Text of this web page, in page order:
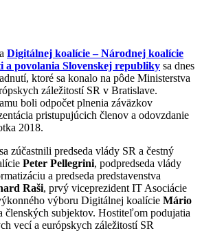
Digitálnej koalície – Národnej koalície
a povolania Slovenskej republiky sa dnes
ktoré sa konalo na pôde Ministerstva
záležitostí SR v Bratislave.
boli odpočet plnenia záväzkov
pristupujúcich členov a odovzdanie
2018.
zúčastnili predseda vlády SR a čestný
Peter Pellegrini, podpredseda vlády
a predseda predstavenstva
Raši, prvý viceprezident IT Asociácie
výboru Digitálnej koalície Mário
členských subjektov. Hostiteľom podujatia
vecí a európskych záležitostí SR